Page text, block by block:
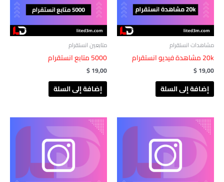
مشاهدات انستقرام
20k مشاهدة فيديو انستقرام
$19,00
إضافة إلى السلة
متابعين انستقرام
5000 متابع انستقرام
$19,00
إضافة إلى السلة